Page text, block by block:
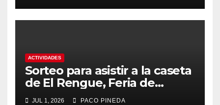
ACTIVIDADES
Sorteo para asistir a la caseta
de El Rengue, Feria de
Málaga 2026
JUL 1, 2026 PACO PINEDA